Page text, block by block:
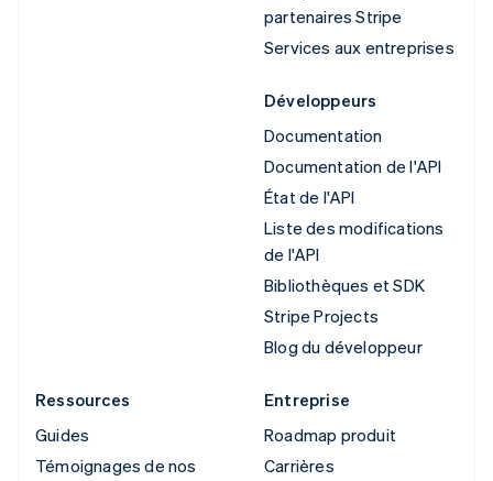
partenaires Stripe
Services aux entreprises
Développeurs
Documentation
Documentation de l'API
État de l'API
Liste des modifications
de l'API
Bibliothèques et SDK
Stripe Projects
Blog du développeur
Ressources
Guides
Témoignages de nos
Entreprise
Roadmap produit
Carrières